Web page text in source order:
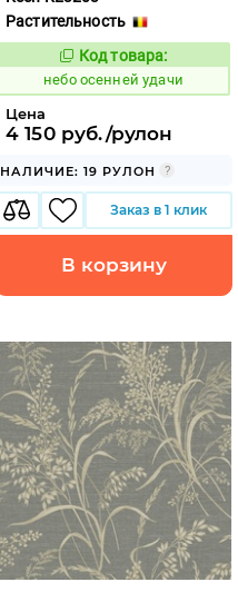
Растительность
1117860
Код товара:
небо осенней удачи
Цена
4 150 руб./рулон
НАЛИЧИЕ: 19 РУЛОН
Заказ в 1 клик
В корзину